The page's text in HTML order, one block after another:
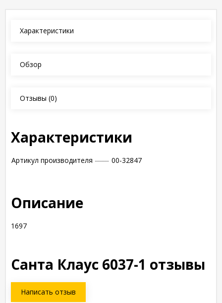
Характеристики
Обзор
Отзывы (0)
Характеристики
Артикул производителя 00-32847
Описание
1697
Санта Клаус 6037-1 отзывы
Написать отзыв